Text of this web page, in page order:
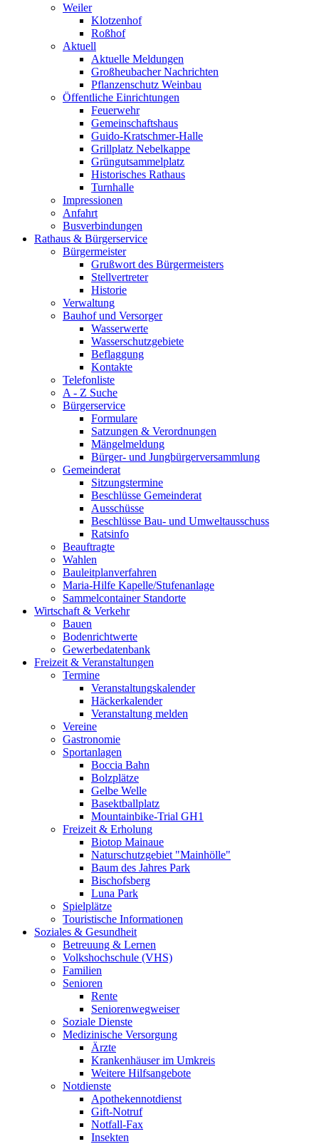
Weiler
Klotzenhof
Roßhof
Aktuell
Aktuelle Meldungen
Großheubacher Nachrichten
Pflanzenschutz Weinbau
Öffentliche Einrichtungen
Feuerwehr
Gemeinschaftshaus
Guido-Kratschmer-Halle
Grillplatz Nebelkappe
Grüngutsammelplatz
Historisches Rathaus
Turnhalle
Impressionen
Anfahrt
Busverbindungen
Rathaus & Bürgerservice
Bürgermeister
Grußwort des Bürgermeisters
Stellvertreter
Historie
Verwaltung
Bauhof und Versorger
Wasserwerte
Wasserschutzgebiete
Beflaggung
Kontakte
Telefonliste
A - Z Suche
Bürgerservice
Formulare
Satzungen & Verordnungen
Mängelmeldung
Bürger- und Jungbürgerversammlung
Gemeinderat
Sitzungstermine
Beschlüsse Gemeinderat
Ausschüsse
Beschlüsse Bau- und Umweltausschuss
Ratsinfo
Beauftragte
Wahlen
Bauleitplanverfahren
Maria-Hilfe Kapelle/Stufenanlage
Sammelcontainer Standorte
Wirtschaft & Verkehr
Bauen
Bodenrichtwerte
Gewerbedatenbank
Freizeit & Veranstaltungen
Termine
Veranstaltungskalender
Häckerkalender
Veranstaltung melden
Vereine
Gastronomie
Sportanlagen
Boccia Bahn
Bolzplätze
Gelbe Welle
Basektballplatz
Mountainbike-Trial GH1
Freizeit & Erholung
Biotop Mainaue
Naturschutzgebiet "Mainhölle"
Baum des Jahres Park
Bischofsberg
Luna Park
Spielplätze
Touristische Informationen
Soziales & Gesundheit
Betreuung & Lernen
Volkshochschule (VHS)
Familien
Senioren
Rente
Seniorenwegweiser
Soziale Dienste
Medizinische Versorgung
Ärzte
Krankenhäuser im Umkreis
Weitere Hilfsangebote
Notdienste
Apothekennotdienst
Gift-Notruf
Notfall-Fax
Insekten